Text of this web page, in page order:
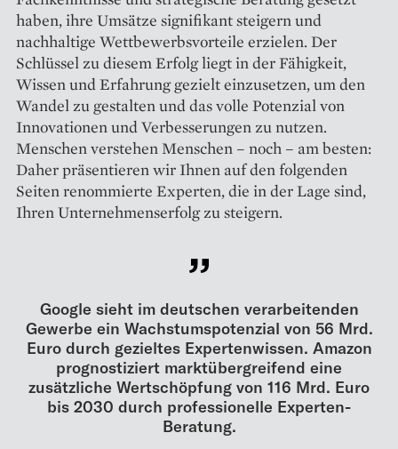
haben, ihre Umsätze signifikant steigern und
nachhaltige Wettbewerbsvorteile erzielen. Der
Schlüssel zu diesem Erfolg liegt in der Fähigkeit,
Wissen und Erfahrung gezielt einzusetzen, um den
Wandel zu gestalten und das volle Potenzial von
Innovationen und Verbesserungen zu nutzen.
Menschen verstehen Menschen – noch – am besten:
Daher präsentieren wir Ihnen auf den folgenden
Seiten renommierte Experten, die in der Lage sind,
Ihren Unternehmenserfolg zu steigern.
Google sieht im deutschen verarbeitenden
Gewerbe ein Wachstumspotenzial von 56 Mrd.
Euro durch gezieltes Expertenwissen. Amazon
prognostiziert marktübergreifend eine
zusätzliche Wertschöpfung von 116 Mrd. Euro
bis 2030 durch professionelle Experten-
Beratung.